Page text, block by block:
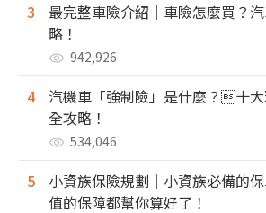
3
最完整車險介紹｜車險怎麼買？
略！
942,926
4
汽機車「強制險」是什麼？十
全攻略！
534,046
5
小資族保險規劃｜小資族必備的
值的保障都幫你算好了！